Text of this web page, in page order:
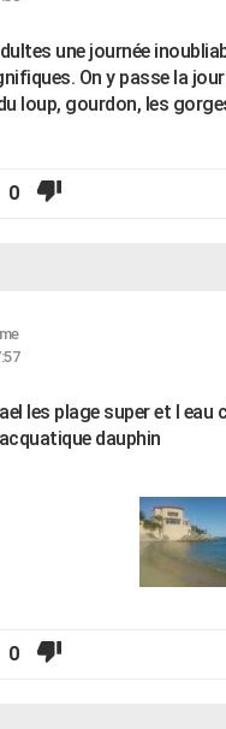
une journée
On y passe la
loup, gourdon, les
0
les plage super et l eau
dauphin
0